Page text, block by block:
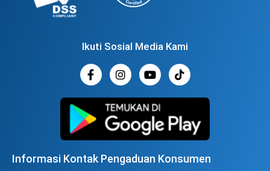
Ikuti Sosial Media Kami
Informasi Kontak Pengaduan Konsumen